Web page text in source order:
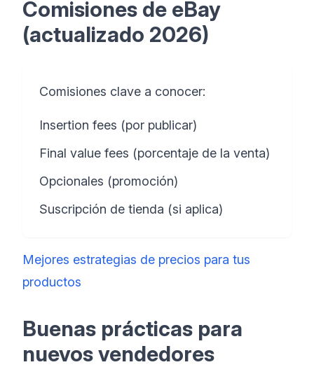
Comisiones de eBay
(actualizado 2026)
Comisiones clave a conocer:
Insertion fees (por publicar)
Final value fees (porcentaje de la venta)
Opcionales (promoción)
Suscripción de tienda (si aplica)
Mejores estrategias de precios para tus
productos
Buenas prácticas para
nuevos vendedores